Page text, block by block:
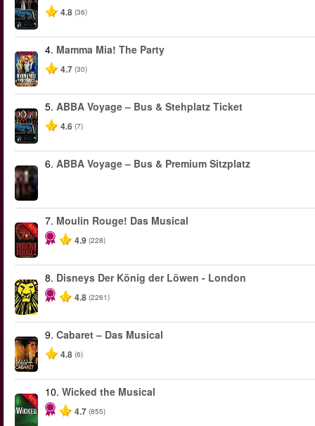
4.8 (36)
4. Mamma Mia! The Party
4.7 (30)
5. ABBA Voyage – Bus & Stehplatz Ticket
4.6 (7)
6. ABBA Voyage – Bus & Premium Sitzplatz
-50%
7. Moulin Rouge! Das Musical
4.9 (228)
8. Disneys Der König der Löwen - London
4.8 (2261)
9. Cabaret – Das Musical
4.8 (6)
-50%
10. Wicked the Musical
4.7 (855)